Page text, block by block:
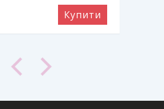
Купити